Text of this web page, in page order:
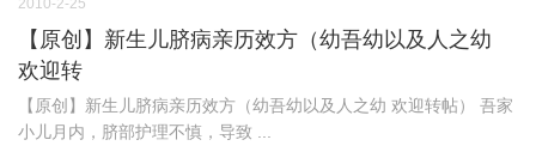
【原创】新生儿脐病亲历效方（幼吾幼以及人之幼
欢迎转
【原创】新生儿脐病亲历效方（幼吾幼以及人之幼 欢迎转帖） 吾家
小儿月内，脐部护理不慎，导致 ...